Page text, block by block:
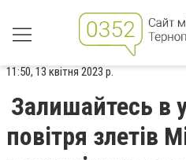
11:50, 13 квітня 2023 р.
Залишайтесь в
повітря злетів